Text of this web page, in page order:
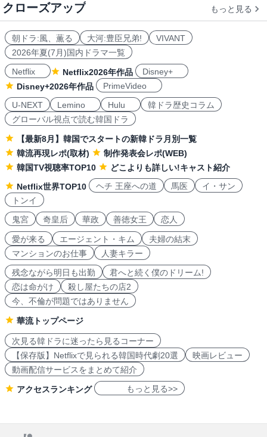
クローズアップ もっと見る
朝ドラ:風、薫る 大河:豊臣兄弟!
VIVANT
2026年夏(7月)国内ドラマ一覧
Netflix
Netflix2026年作品
Disney+
Disney+2026年作品
PrimeVideo
U-NEXT
Lemino Hulu
韓ドラ歴史コラム
グローバル視点で読む韓国ドラ
【最新8月】韓国でスタートの新韓ドラ月別一覧
韓流再現レポ(取材)
制作発表会レポ(WEB)
韓国TV視聴率TOP10
どこよりも詳しい!キャスト紹介
Netflix世界TOP10
ヘチ 王座への道 馬医
イ・サン
トンイ
鬼宮
奇皇后 華政 善徳女王 恋人
愛が来る エージェント・キム
夫婦の結末
マンションのお仕事
人妻キラー
残念ながら明日も出勤
君へと続く僕のドリーム!
恋は命がけ
殺し屋たちの店2
今、不倫が問題ではありません
華流トップページ
次見る韓ドラに迷ったら見るコーナー
【保存版】Netflixで見られる韓国時代劇20選
映画レビュー
動画配信サービスをまとめて紹介
アクセスランキング もっと見る>>